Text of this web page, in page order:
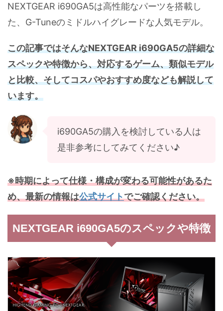
NEXTGEAR i690GA5は高性能なパーツを搭載し
た、G-Tuneのミドルハイグレードな人気モデル。
この記事ではそんなNEXTGEAR i690GA5の詳細な
スペックや特徴から、対応するゲーム、類似モデル
と比較、そしてコスパやおすすめ度なども解説して
います。
i690GA5の購入を検討している人は
是非参考にしてみてください♪
※時期によって仕様・構成が変わる可能性があるた
め、最新の情報は公式サイトでご確認ください。
NEXTGEAR i690GA5のスペックや特徴